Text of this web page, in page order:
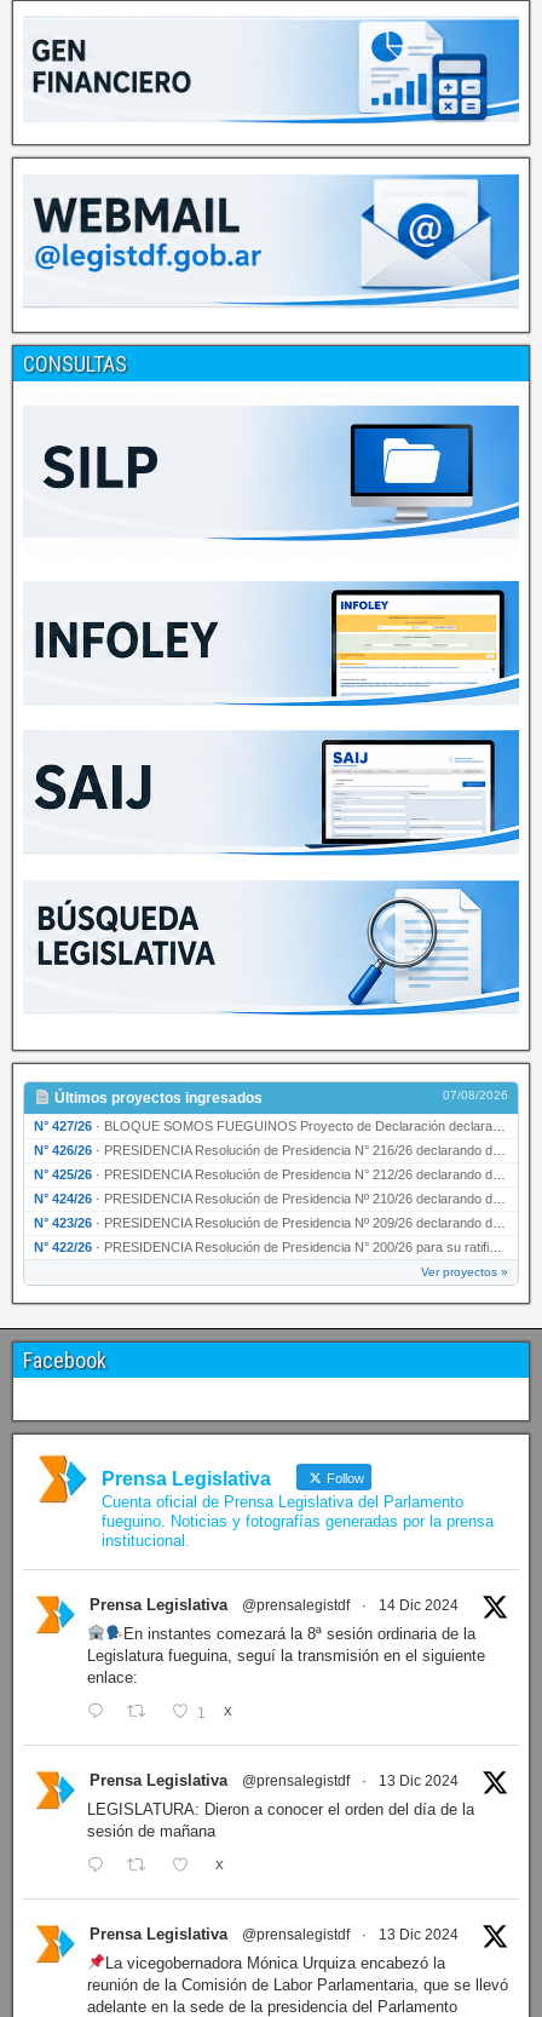
CONSULTAS
Últimos proyectos ingresados 07/08/2026
N° 427/26 · BLOQUE SOMOS FUEGUINOS Proyecto de Declaración declarando de interés provincial PRESIDENCI…
N° 426/26 · PRESIDENCIA Resolución de Presidencia N° 216/26 declarando de interés provincial la labor …
N° 425/26 · PRESIDENCIA Resolución de Presidencia N° 212/26 declarando de interés provincial el “50° A…
N° 424/26 · PRESIDENCIA Resolución de Presidencia Nº 210/26 declarando de interés provincial el proyec…
N° 423/26 · PRESIDENCIA Resolución de Presidencia Nº 209/26 declarando de interés provincial la presen…
N° 422/26 · PRESIDENCIA Resolución de Presidencia N° 200/26 para su ratificación.
Ver proyectos »
Facebook
Prensa Legislativa Follow
Cuenta oficial de Prensa Legislativa del Parlamento
fueguino. Noticias y fotografías generadas por la prensa
institucional.
Prensa Legislativa @prensalegistdf · 14 Dic 2024
En instantes comezará la 8ª sesión ordinaria de la
Legislatura fueguina, seguí la transmisión en el siguiente
enlace:
1 X
Prensa Legislativa @prensalegistdf · 13 Dic 2024
LEGISLATURA: Dieron a conocer el orden del día de la
sesión de mañana
X
Prensa Legislativa @prensalegistdf · 13 Dic 2024
La vicegobernadora Mónica Urquiza encabezó la
reunión de la Comisión de Labor Parlamentaria, que se llevó
adelante en la sede de la presidencia del Parlamento